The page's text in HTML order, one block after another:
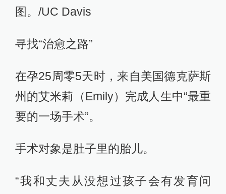
图。/UC Davis
寻找“治愈之路”
在孕25周零5天时，来自美国德克萨斯
州的艾米莉（Emily）完成人生中“最重
要的一场手术”。
手术对象是肚子里的胎儿。
“我和丈夫从没想过孩子会有发育问